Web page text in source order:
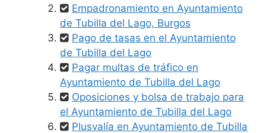
Empadronamiento en Ayuntamiento
de Tubilla del Lago, Burgos
Pago de tasas en el Ayuntamiento
de Tubilla del Lago
Pagar multas de tráfico en
Ayuntamiento de Tubilla del Lago
Oposiciones y bolsa de trabajo para
el Ayuntamiento de Tubilla del Lago
Plusvalía en Ayuntamiento de Tubilla